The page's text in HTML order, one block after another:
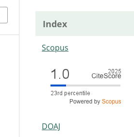
Index
Scopus
DOAJ